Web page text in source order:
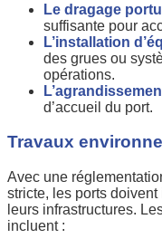
Le dragage
suffisante pour
L’installation
des grues ou
opérations.
d’accueil du port.
Travaux
Avec une
stricte, les ports
leurs infrastructures.
incluent :